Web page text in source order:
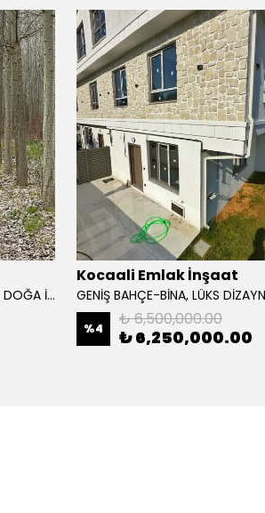
2860m2 PANORAMİK MANZARALI, DOĞA İLE İÇ İÇE, PLAJA 4KM, İLÇE MERKEZE 10KM, 10-12DK MESAFE TARLA! – KOZLUK MH
Kocaali Emlak İnşaat
%4 ₺ 6,500,000.00
₺ 6,250,000.00